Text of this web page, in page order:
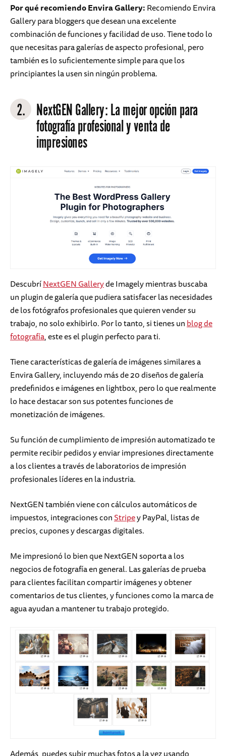
Por qué recomiendo Envira Gallery:Recomiendo Envira
Gallery para bloggers que desean una excelente
combinación de funciones y facilidad de uso. Tiene todo lo
que necesitas para galerías de aspecto profesional, pero
también es lo suficientemente simple para que los
principiantes la usen sin ningún problema.
2. NextGEN Gallery: La mejor opción para
fotografía profesional y venta de
impresiones
DescubríNextGEN Galleryde Imagely mientras buscaba
un plugin de galería que pudiera satisfacer las necesidades
de los fotógrafos profesionales que quieren vender su
trabajo, no solo exhibirlo. Por lo tanto, si tienes unblog de
fotografía, este es el plugin perfecto para ti.
Tiene características de galería de imágenes similares a
Envira Gallery, incluyendo más de 20 diseños de galería
predefinidos e imágenes en lightbox, pero lo que realmente
lo hace destacar son sus potentes funciones de
monetización de imágenes.
Su función de cumplimiento de impresión automatizado te
permite recibir pedidos y enviar impresiones directamente
a los clientes a través de laboratorios de impresión
profesionales líderes en la industria.
NextGEN también viene con cálculos automáticos de
impuestos, integraciones conStripey PayPal, listas de
precios, cupones y descargas digitales.
Me impresionó lo bien que NextGEN soporta a los
negocios de fotografía en general. Las galerías de prueba
para clientes facilitan compartir imágenes y obtener
comentarios de tus clientes, y funciones como la marca de
agua ayudan a mantener tu trabajo protegido.
Además, puedes subir muchas fotos a la vez usando